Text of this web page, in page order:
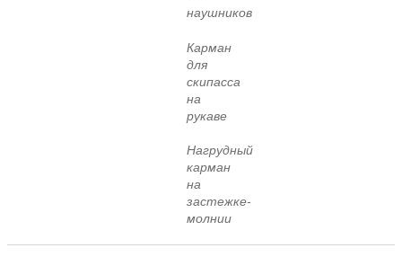
наушников
Карман
для
скипасса
на
рукаве
Нагрудный
карман
на
застежке-
молнии